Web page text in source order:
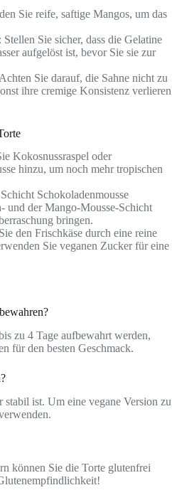
Sie reife, saftige Mangos, um das
: Stellen Sie sicher, dass die Gelatine
aufgelöst ist, bevor Sie sie zur
Sie darauf, die Sahne nicht zu
ihre cremige Konsistenz verlieren
Kokosnussraspel oder
hinzu, um noch mehr tropischen
Schokoladenmousse
und der Mango-Mousse-Schicht
bringen.
den Frischkäse durch eine reine
Sie veganen Zucker für eine
zu 4 Tage aufbewahrt werden,
für den besten Geschmack.
ist. Um eine vegane Version zu
können Sie die Torte glutenfrei